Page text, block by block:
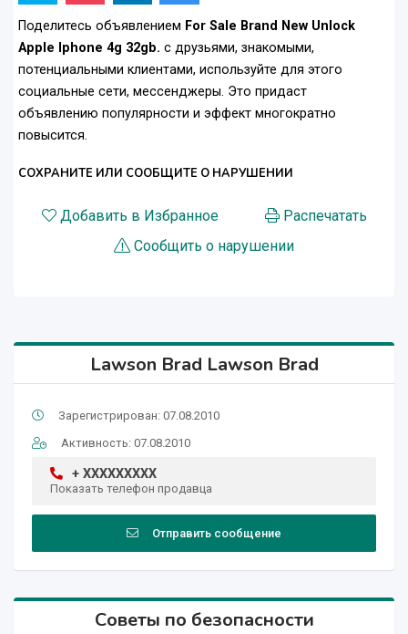
Поделитесь объявлением For Sale Brand New Unlock
Apple Iphone 4g 32gb. с друзьями, знакомыми,
потенциальными клиентами, используйте для этого
социальные сети, мессенджеры. Это придаст
объявлению популярности и эффект многократно
повысится.
СОХРАНИТЕ ИЛИ СООБЩИТЕ О НАРУШЕНИИ
Добавить в Избранное
Распечатать
Сообщить о нарушении
Lawson Brad Lawson Brad
Зарегистрирован: 07.08.2010
Активность: 07.08.2010
+ XXXXXXXXX
Показать телефон продавца
Отправить сообщение
Советы по безопасности